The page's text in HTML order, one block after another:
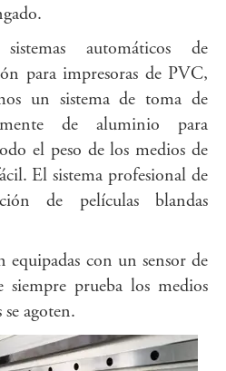
automáticos de
para impresoras de PVC,
un sistema de toma de
de aluminio para
el peso de los medios de
El sistema profesional de
de películas blandas
equipadas con un sensor de
siempre prueba los medios
agoten.